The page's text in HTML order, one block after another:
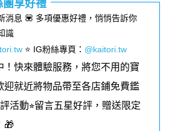
享好禮
消息 💟 多項優惠好禮，悄悄告訴你
識
⭐️ IG粉絲專頁 ： @kaitori.tw
快來體驗服務，將您不用的寶
迎就近將物品帶至各店鋪免費鑑
活動⭐︎留言五星好評，贈送限定
🎁